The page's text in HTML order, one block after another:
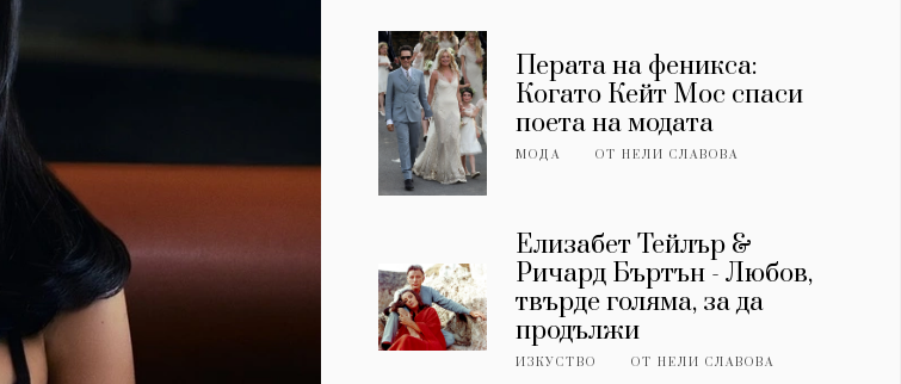
Перата на феникса:
Когато Кейт Мос спаси
поета на модата
МОДА ОТНЕЛИ СЛАВОВА
Елизабет Тейлър &
Ричард Бъртън - Любов,
твърде голяма, за да
продължи
ИЗКУСТВО ОТНЕЛИ СЛАВОВА